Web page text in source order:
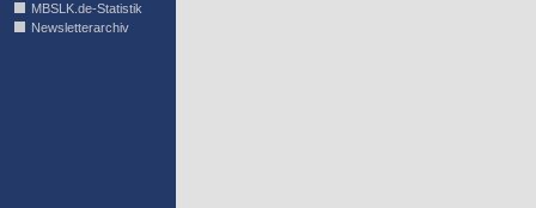
MBSLK.de-Statistik
Newsletterarchiv